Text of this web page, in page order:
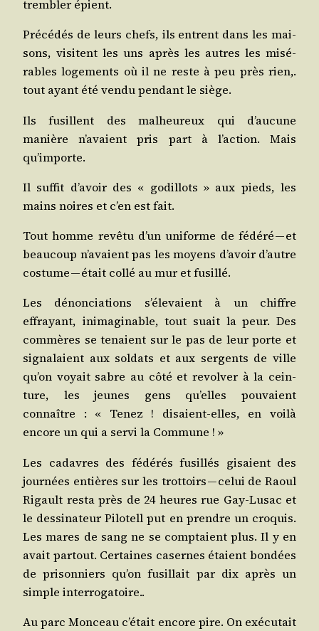
trem­bler épient.
Pré­cé­dés de leurs chefs, ils entrent dans les mai­
sons, visitent les uns après les autres les misé­
rables loge­ments où il ne reste à peu près rien,.
tout ayant été ven­du pen­dant le siège.
Ils fusillent des mal­heu­reux qui d’au­cune
manière n’a­vaient pris part à l’ac­tion. Mais
qu’importe.
Il suf­fit d’a­voir des « godillots » aux pieds, les
mains noires et c’en est fait.
Tout homme revê­tu d’un uni­forme de fédé­ré — et
beau­coup n’a­vaient pas les moyens d’a­voir d’autre
cos­tume — était col­lé au mur et fusillé.
Les dénon­cia­tions s’é­le­vaient à un chiffre
effrayant, inima­gi­nable, tout suait la peur. Des
com­mères se tenaient sur le pas de leur porte et
signa­laient aux sol­dats et aux ser­gents de ville
qu’on voyait sabre au côté et revol­ver à la cein­
ture, les jeunes gens qu’elles pou­vaient
connaître : « Tenez ! disaient-elles, en voi­là
encore un qui a ser­vi la Commune ! »
Les cadavres des fédé­rés fusillés gisaient des
jour­nées entières sur les trot­toirs — celui de Raoul
Rigault res­ta près de 24 heures rue Gay-Lusac et
le des­si­na­teur Pilo­tell put en prendre un cro­quis.
Les mares de sang ne se comp­taient plus. Il y en
avait par­tout. Cer­taines casernes étaient bon­dées
de pri­son­niers qu’on fusillait par dix après un
simple interrogatoire..
Au parc Mon­ceau c’é­tait encore pire. On exé­cu­tait